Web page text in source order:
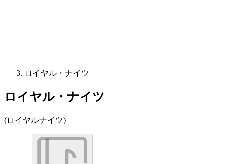
ロイヤル・ナイツ
ロイヤル・ナイツ
(ロイヤルナイツ)